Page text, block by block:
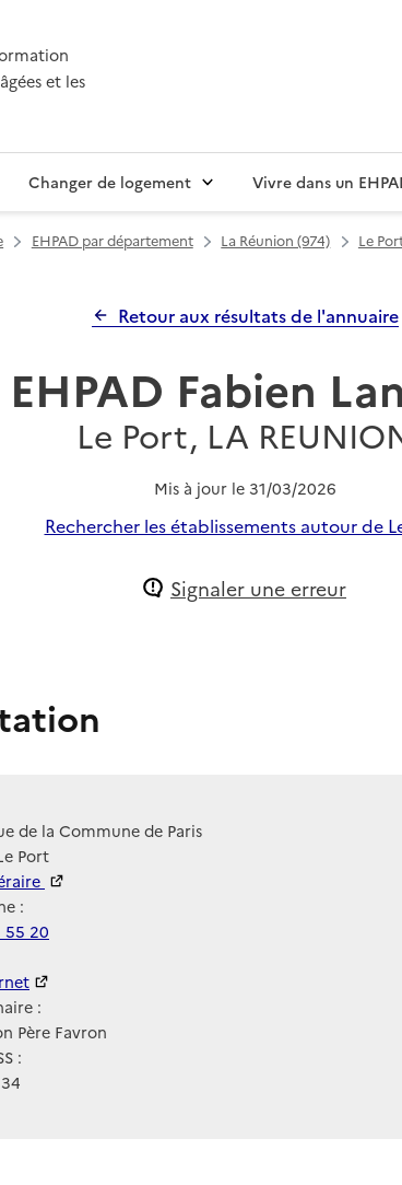
et les
Changer de logement Vivre dans un
EHPAD par département La Réunion (974) Le
Retour aux résultats de l'annuaire
EHPAD Fabien
Le Port, LA
Mis à jour le 31/03/2026
Rechercher les établissements autour de
Signaler une erreur
de la Commune de Paris
Port
:
55 20
:
Père Favron
: